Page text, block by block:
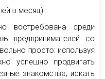
в месяц)
востребована среди
предпринимателей со
просто: используя
успешно продвигать
знакомства, искать